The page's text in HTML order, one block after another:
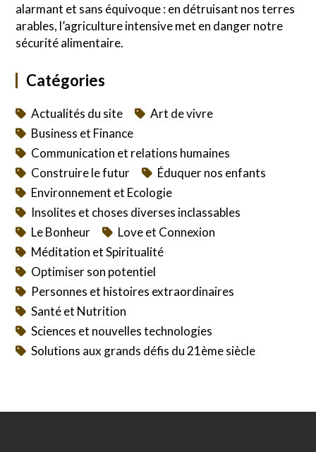
alarmant et sans équivoque : en détruisant nos terres
arables, l’agriculture intensive met en danger notre
sécurité alimentaire.
Catégories
Actualités du site
Art de vivre
Business et Finance
Communication et relations humaines
Construire le futur
Éduquer nos enfants
Environnement et Ecologie
Insolites et choses diverses inclassables
Le Bonheur
Love et Connexion
Méditation et Spiritualité
Optimiser son potentiel
Personnes et histoires extraordinaires
Santé et Nutrition
Sciences et nouvelles technologies
Solutions aux grands défis du 21ème siècle